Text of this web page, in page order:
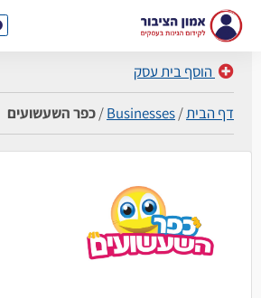
הוסף בית עסק
דף הבית/
Businesses
/כפר השעשועים